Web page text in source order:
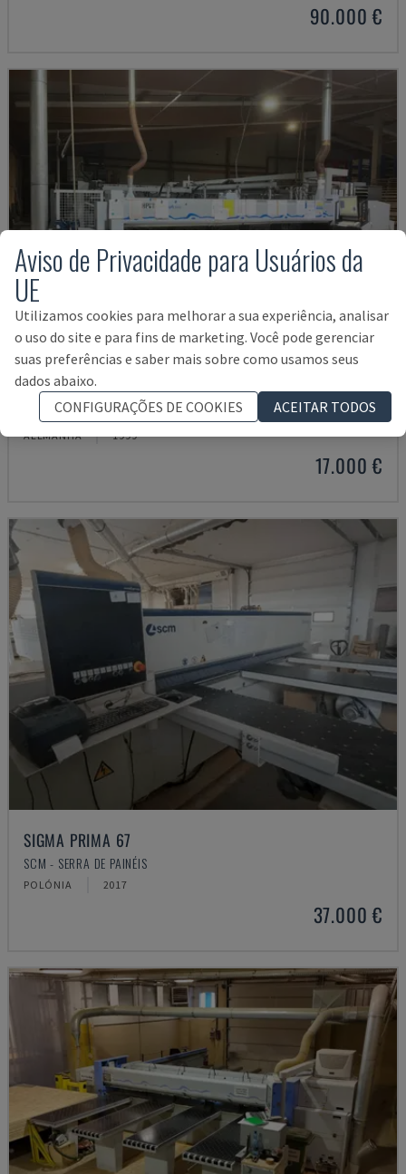
90.000 €
HPV11
HOLZMA - SERRA DE PAINÉIS
ALEMANHA 1999
17.000 €
SIGMA PRIMA 67
SCM - SERRA DE PAINÉIS
POLÓNIA 2017
37.000 €
Aviso de Privacidade para Usuários da
UE
Utilizamos cookies para melhorar a sua experiência, analisar
o uso do site e para fins de marketing. Você pode gerenciar
suas preferências e saber mais sobre como usamos seus
dados abaixo.
CONFIGURAÇÕES DE COOKIES
ACEITAR TODOS